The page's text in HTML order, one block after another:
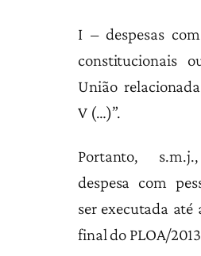
I – despesas
constitucionais
União
V (…)”.
Portanto,
despesa com
ser executada até
final do PLOA/